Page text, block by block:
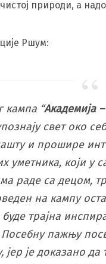
природи, а
Ршум:
кампа “Академија
свет око
и прошире
уметника, који у
раде са децом,
на кампу
трајна
Посебну пажњу
јер је доказано